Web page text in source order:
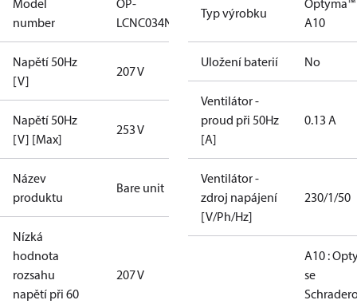
Model
number
OP-
LCNC034NSA10G
Napětí 50Hz
[V]
207 V
Napětí 50Hz
[V] [Max]
253 V
Název
produktu
Bare unit
Nízká
hodnota
rozsahu
napětí při 60
207 V
Typ výrobku
Optyma™
A10
Uložení baterií No
Ventilátor -
proud při 50Hz
[A]
0.13 A
Ventilátor -
zdroj napájení
[V/Ph/Hz]
230/1/50
A10 :
se